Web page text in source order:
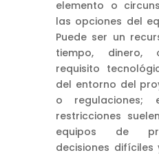
elemento o
las opciones del
Puede ser un
tiempo, dinero,
requisito
del entorno del
o regulaciones;
restricciones
equipos de
decisiones